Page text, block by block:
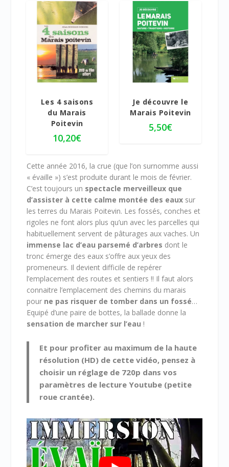
g
e
d
e
p
r
i
:
8
,
€
à
2
8
,
5
0
€
Les 4 saisons
du Marais
Poitevin
10,20€
5.00
Je découvre le
Marais Poitevin
5,50€
Cette année 2016, la crue (que l’on surnomme aussi
« évaille ») s’est produite durant le mois de février.
C’est toujours un spectacle merveilleux que
d’assister à cette calme montée des eaux sur
les terres du Marais Poitevin. Les fossés, conches et
rigoles ne font alors plus qu’un avec les parcelles qui
habituellement servent de pâturages aux vaches. Un
immense lac d’eau parsemé d’arbres dont le
tronc émerge des eaux s’offre aux yeux des
promeneurs. Il devient difficile de repérer
l’emplacement des routes et sentiers !! Il faut alors
connaitre l’emplacement des chemins du marais
pour ne pas risquer de tomber dans un fossé…
Equipé d’une paire de bottes, la ballade donne la
sensation de marcher sur l’eau !
Et pour profiter au maximum de la haute
résolution (HD) de cette vidéo, pensez à
choisir un réglage de 720p dans vos
paramètres de lecture Youtube (petite
roue crantée).